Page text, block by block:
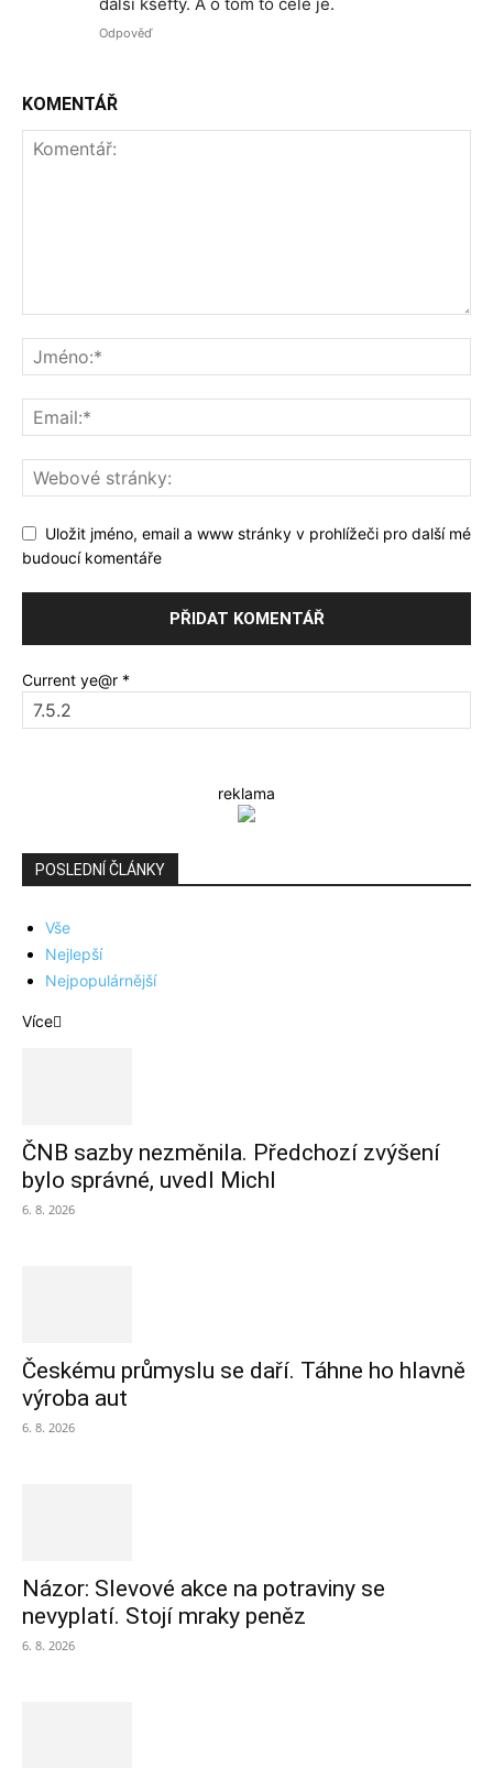
Odpověď
KOMENTÁŘ
Uložit jméno, email a www stránky v prohlížeči pro další mé
budoucí komentáře
Current ye@r *
reklama
POSLEDNÍ ČLÁNKY
Vše
Nejlepší
Nejpopulárnější
Více
ČNB sazby nezměnila. Předchozí zvýšení
bylo správné, uvedl Michl
6. 8. 2026
Českému průmyslu se daří. Táhne ho hlavně
výroba aut
6. 8. 2026
Názor: Slevové akce na potraviny se
nevyplatí. Stojí mraky peněz
6. 8. 2026